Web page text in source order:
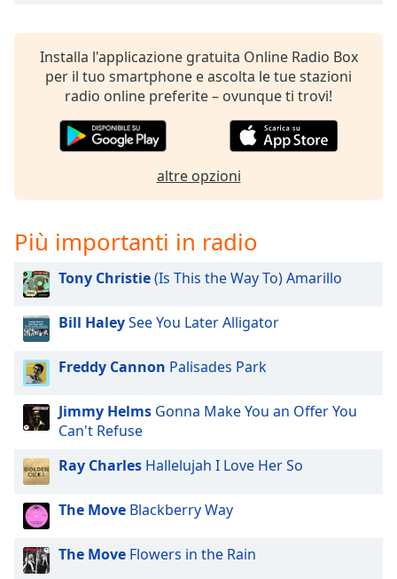
Chapters
Descriptions
descriptions
Subtitles
subtitles
settings,
opens
subtitles
dialog
subtitles
off
selected
Audio
Track
Picture-
in-
Fullscreen
This
Installa l'applicazione gratuita Online Radio Box
per il tuo smartphone e ascolta le tue stazioni
radio online preferite – ovunque ti trovi!
altre opzioni
Più importanti in radio
Tony Christie(Is This the Way To) Amarillo
Bill HaleySee You Later Alligator
Freddy Cannon Palisades Park
Jimmy Helms Gonna Make You an Offer You
Can't Refuse
Ray Charles Hallelujah I Love Her So
The Move Blackberry Way
The Move Flowers in the Rain